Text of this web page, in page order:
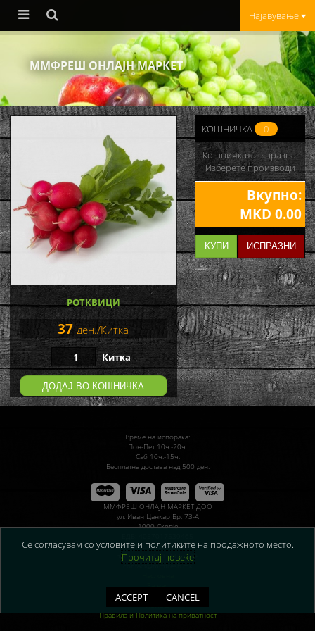
Најавување
ММФРЕШ ОНЛАЈН МАРКЕТ
РОТКВИЦИ
37 ден./Китка
Китка
ДОДАЈ ВО КОШНИЧКА
КОШНИЧКА 0
Кошничката е празна!
Изберете производи
Вкупно:
MKD 0.00
КУПИ ИСПРАЗНИ
Време на испорака:
Пон-Пет 10ч.-20ч.
Саб 10ч.-15ч.
Бесплатна достава над 500 ден.
ММФРЕШ ОНЛАЈН МАРКЕТ ДОО
ул. Иван Цанкар Бр. 73-А
1000 Скопје
ЕМБС: 7250800
тел.: ++ 389 71 33 55 44
contact@mmfresh.mk
За нас
Како да порачате?
Помош
Правила и Политика на приватност
Се согласувам со условите и политиките на продажното место.
Прочитај повеќе
ACCEPT CANCEL